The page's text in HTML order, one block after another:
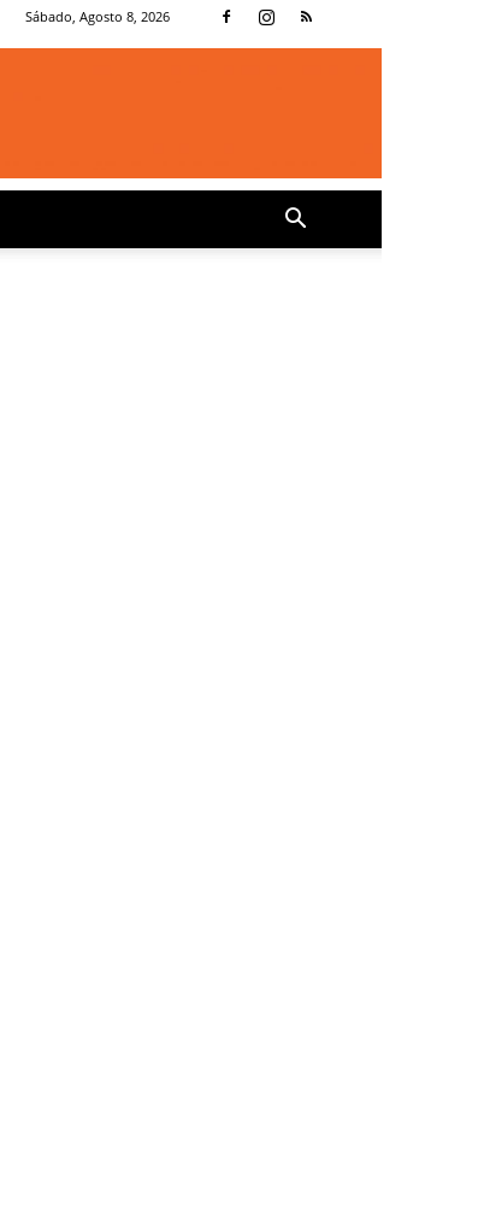
Sábado, Agosto 8, 2026